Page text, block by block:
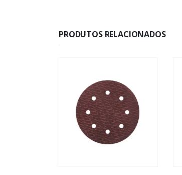
PRODUTOS RELACIONADOS